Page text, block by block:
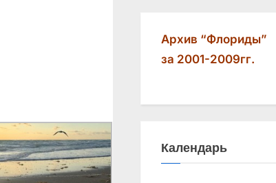
Архив “Флориды”
за 2001-2009гг.
Календарь